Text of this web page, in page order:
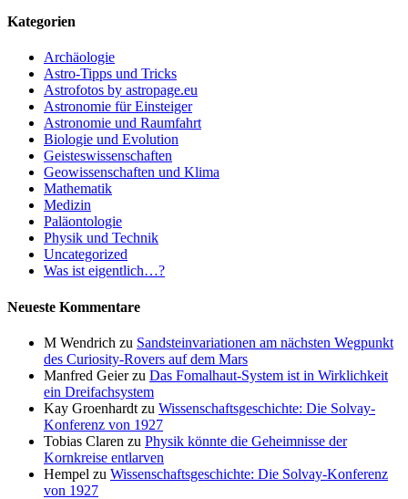
Kategorien
Archäologie
Astro-Tipps und Tricks
Astrofotos by astropage.eu
Astronomie für Einsteiger
Astronomie und Raumfahrt
Biologie und Evolution
Geisteswissenschaften
Geowissenschaften und Klima
Mathematik
Medizin
Paläontologie
Physik und Technik
Uncategorized
Was ist eigentlich…?
Neueste Kommentare
M Wendrich zu Sandsteinvariationen am nächsten Wegpunkt
des Curiosity-Rovers auf dem Mars
Manfred Geierzu Das Fomalhaut-System ist in Wirklichkeit
ein Dreifachsystem
Kay Groenhardt zu Wissenschaftsgeschichte: Die Solvay-
Konferenz von 1927
Tobias Claren zu Physik könnte die Geheimnisse der
Kornkreise entlarven
Hempel zu Wissenschaftsgeschichte: Die Solvay-Konferenz
von 1927